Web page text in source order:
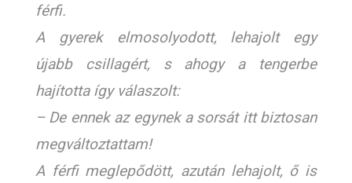
férfi.
A gyerek elmosolyodott, lehajolt egy
újabb csillagért, s ahogy a tengerbe
hajította így válaszolt:
– De ennek az egynek a sorsát itt biztosan
megváltoztattam!
A férfi meglepődött, azután lehajolt, ő is